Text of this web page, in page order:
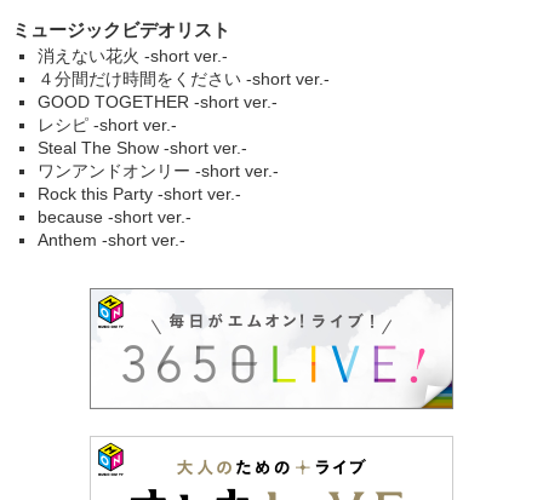
ミュージックビデオリスト
消えない花火 -short ver.-
４分間だけ時間をください -short ver.-
GOOD TOGETHER -short ver.-
レシピ -short ver.-
Steal The Show -short ver.-
ワンアンドオンリー -short ver.-
Rock this Party -short ver.-
because -short ver.-
Anthem -short ver.-